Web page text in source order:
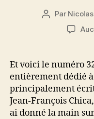
Auteur
l’article
Par Nicolas
Et voici le numéro
entièrement dédié à
principalement
Jean-François
ai donné la main